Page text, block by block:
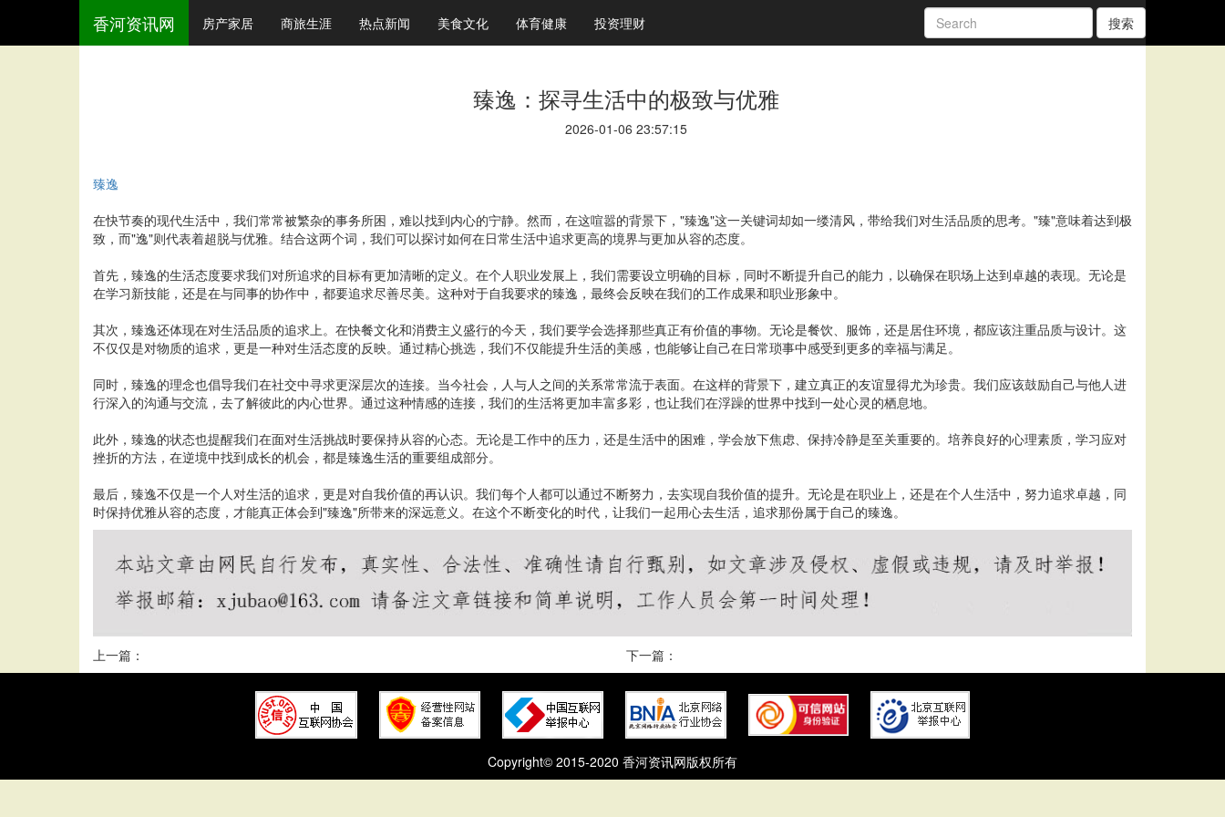
香河资讯网 房产家居 商旅生涯 热点新闻 美食文化 体育健康 投资理财 搜索
臻逸：探寻生活中的极致与优雅
2026-01-06 23:57:15
臻逸
在快节奏的现代生活中，我们常常被繁杂的事务所困，难以找到内心的宁静。然而，在这喧嚣的背景下，"臻逸"这一关键词却如一缕清风，带给我们对生活品质的思考。"臻"意味着达到极
致，而"逸"则代表着超脱与优雅。结合这两个词，我们可以探讨如何在日常生活中追求更高的境界与更加从容的态度。
首先，臻逸的生活态度要求我们对所追求的目标有更加清晰的定义。在个人职业发展上，我们需要设立明确的目标，同时不断提升自己的能力，以确保在职场上达到卓越的表现。无论是
在学习新技能，还是在与同事的协作中，都要追求尽善尽美。这种对于自我要求的臻逸，最终会反映在我们的工作成果和职业形象中。
其次，臻逸还体现在对生活品质的追求上。在快餐文化和消费主义盛行的今天，我们要学会选择那些真正有价值的事物。无论是餐饮、服饰，还是居住环境，都应该注重品质与设计。这
不仅仅是对物质的追求，更是一种对生活态度的反映。通过精心挑选，我们不仅能提升生活的美感，也能够让自己在日常琐事中感受到更多的幸福与满足。
同时，臻逸的理念也倡导我们在社交中寻求更深层次的连接。当今社会，人与人之间的关系常常流于表面。在这样的背景下，建立真正的友谊显得尤为珍贵。我们应该鼓励自己与他人进
行深入的沟通与交流，去了解彼此的内心世界。通过这种情感的连接，我们的生活将更加丰富多彩，也让我们在浮躁的世界中找到一处心灵的栖息地。
此外，臻逸的状态也提醒我们在面对生活挑战时要保持从容的心态。无论是工作中的压力，还是生活中的困难，学会放下焦虑、保持冷静是至关重要的。培养良好的心理素质，学习应对
挫折的方法，在逆境中找到成长的机会，都是臻逸生活的重要组成部分。
最后，臻逸不仅是一个人对生活的追求，更是对自我价值的再认识。我们每个人都可以通过不断努力，去实现自我价值的提升。无论是在职业上，还是在个人生活中，努力追求卓越，同
时保持优雅从容的态度，才能真正体会到"臻逸"所带来的深远意义。在这个不断变化的时代，让我们一起用心去生活，追求那份属于自己的臻逸。
上一篇： 下一篇：
Copyright© 2015-2020 香河资讯网版权所有